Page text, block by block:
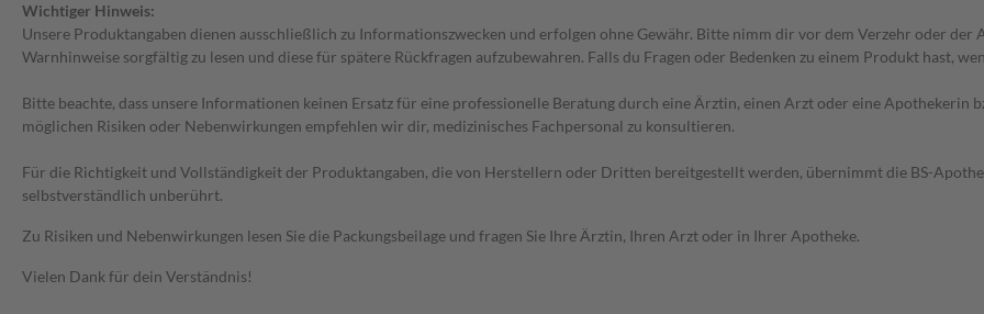
Wichtiger Hinweis:
Unsere Produktangaben dienen ausschließlich zu Informationszwecken und erfolgen ohne Gewähr. Bitte nimm dir vor dem Verzehr oder
Warnhinweise sorgfältig zu lesen und diese für spätere Rückfragen aufzubewahren. Falls du Fragen oder Bedenken zu einem Produkt hast,
Bitte beachte, dass unsere Informationen keinen Ersatz für eine professionelle Beratung durch eine Ärztin, einen Arzt oder eine Apothekerin
möglichen Risiken oder Nebenwirkungen empfehlen wir dir, medizinisches Fachpersonal zu konsultieren.
Für die Richtigkeit und Vollständigkeit der Produktangaben, die von Herstellern oder Dritten bereitgestellt werden, übernimmt die BS-
selbstverständlich unberührt.
Zu Risiken und Nebenwirkungen lesen Sie die Packungsbeilage und fragen Sie Ihre Ärztin, Ihren Arzt oder in Ihrer Apotheke.
Vielen Dank für dein Verständnis!